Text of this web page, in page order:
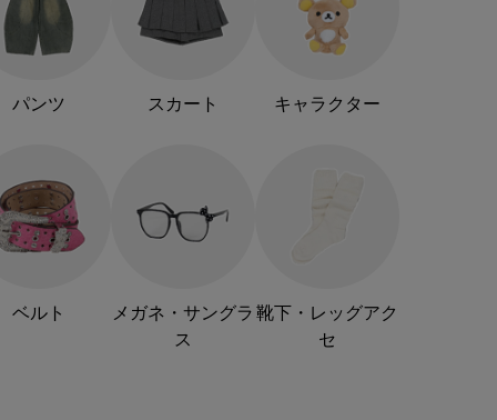
パンツ スカート キャラクター
ベルト
メガネ・サングラ
ス
靴下・レッグアク
セ